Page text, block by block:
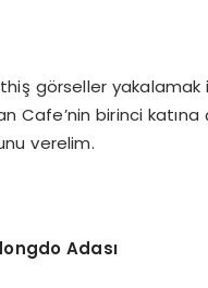
görseller
Cafe’nin birinci
verelim.
Adası